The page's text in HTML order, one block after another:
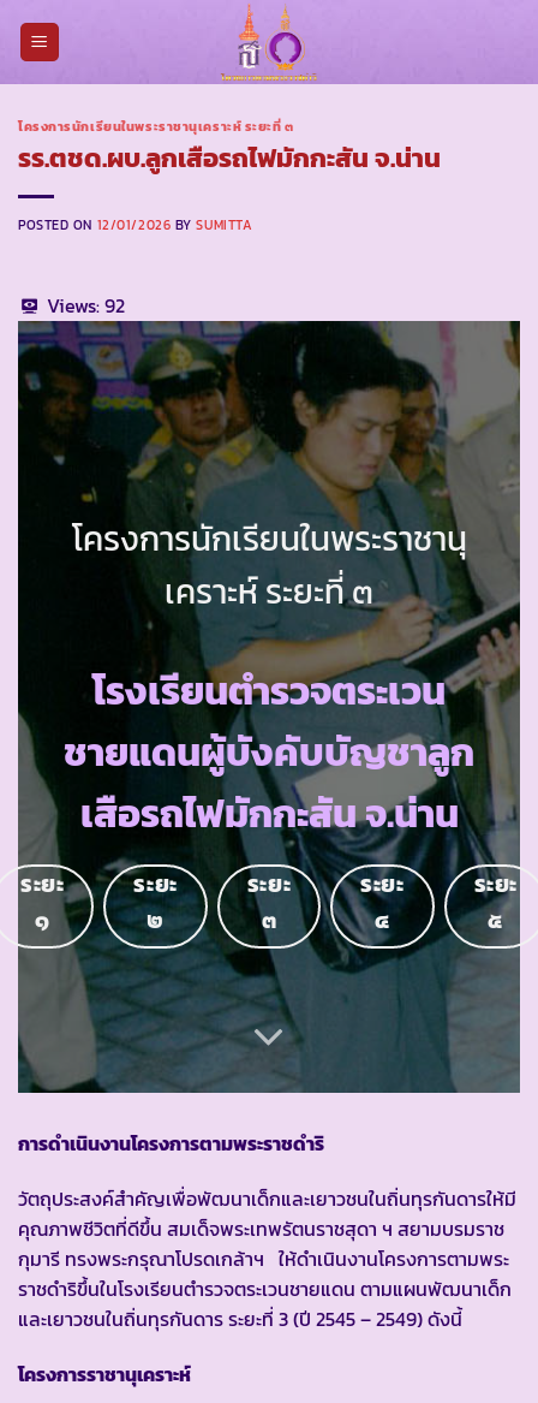
โครงการนักเรียนในพระราชานุเคราะห์ ระยะที่ ๓
รร.ตชด.ผบ.ลูกเสือรถไฟมักกะสัน จ.น่าน
POSTED ON 12/01/2026 BYSUMITTA
Views:92
โครงการนักเรียนในพระราชานุ
เคราะห์ ระยะที่ ๓
โรงเรียนตำรวจตระเวน
ชายแดนผู้บังคับบัญชาลูก
เสือรถไฟมักกะสัน จ.น่าน
ระยะ
๑
ระยะ
๒
ระยะ
๓
ระยะ
๔
ระยะ
๕
การดำเนินงานโครงการตามพระราชดำริ
วัตถุประสงค์สำคัญเพื่อพัฒนาเด็กและเยาวชนในถิ่นทุรกันดารให้มี
คุณภาพชีวิตที่ดีขึ้น สมเด็จพระเทพรัตนราชสุดา ฯ สยามบรมราช
กุมารี ทรงพระกรุณาโปรดเกล้าฯ ให้ดำเนินงานโครงการตามพระ
ราชดำริขึ้นในโรงเรียนตำรวจตระเวนชายแดน ตามแผนพัฒนาเด็ก
และเยาวชนในถิ่นทุรกันดาร ระยะที่ 3 (ปี 2545 – 2549) ดังนี้
โครงการราชานุเคราะห์